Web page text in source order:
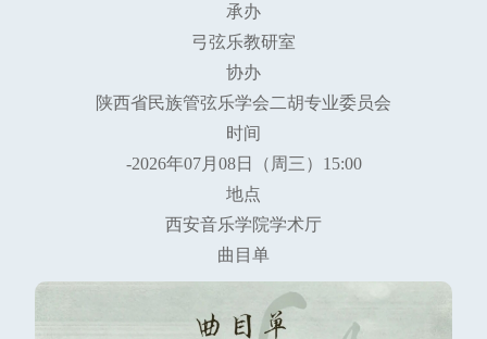
承办
弓弦乐教研室
协办
陕西省民族管弦乐学会二胡专业委员会
时间
-2026年07月08日（周三）15:00
地点
西安音乐学院学术厅
曲目单